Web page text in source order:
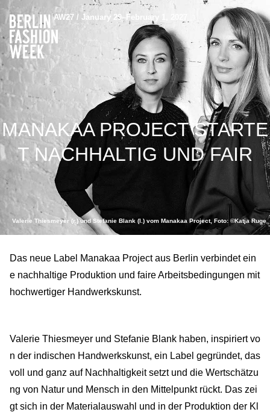
AW27 / January 29–February 1, 2027
MANAKAA PROJECT STARTE
T NACHHALTIG UND FAIR
Valerie Thiesmeyer (r.) und Stefanie Blank (l.) vom Manakaa Project, Foto: ©Katja Ruge
Das neue Label Manakaa Project aus Berlin verbindet ein
e nachhaltige Produktion und faire Arbeitsbedingungen mit
hochwertiger Handwerkskunst.
Valerie Thiesmeyer und Stefanie Blank haben, inspiriert vo
n der indischen Handwerkskunst, ein Label gegründet, das
voll und ganz auf Nachhaltigkeit setzt und die Wertschätzu
ng von Natur und Mensch in den Mittelpunkt rückt. Das zei
gt sich in der Materialauswahl und in der Produktion der Kl